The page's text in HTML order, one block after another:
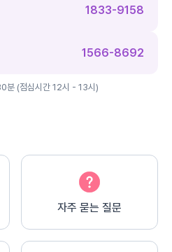
1833-9158
1566-8692
분 (점심시간 12시 - 13시)
자주 묻는 질문